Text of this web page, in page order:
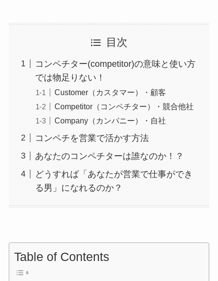
目次
コンペチター(competitor)の意味と使い方
では物足りない！
Customer（カスタマー）・顧客
Competitor（コンペチター）・競合他社
Company（カンパニー）・自社
コンペチを営業で活かす方法
あなたのコンペチターは誰なのか！？
どうすれば「あなたが営業で仕事ができ
る男」になれるのか？
Table of Contents